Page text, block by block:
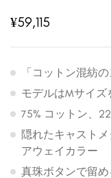
¥59,115
「コットン混紡
モデルはMサイズ
75% コットン、
隠れたキャスト
アウェイカラー
真珠ボタンで留